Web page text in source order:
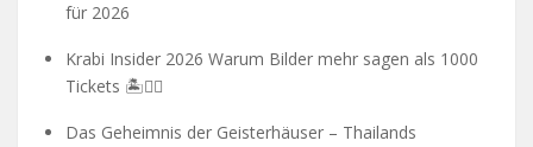
für 2026
Krabi Insider 2026 Warum Bilder mehr sagen als 1000
Tickets 🏝️🧗‍♂️
Das Geheimnis der Geisterhäuser – Thailands